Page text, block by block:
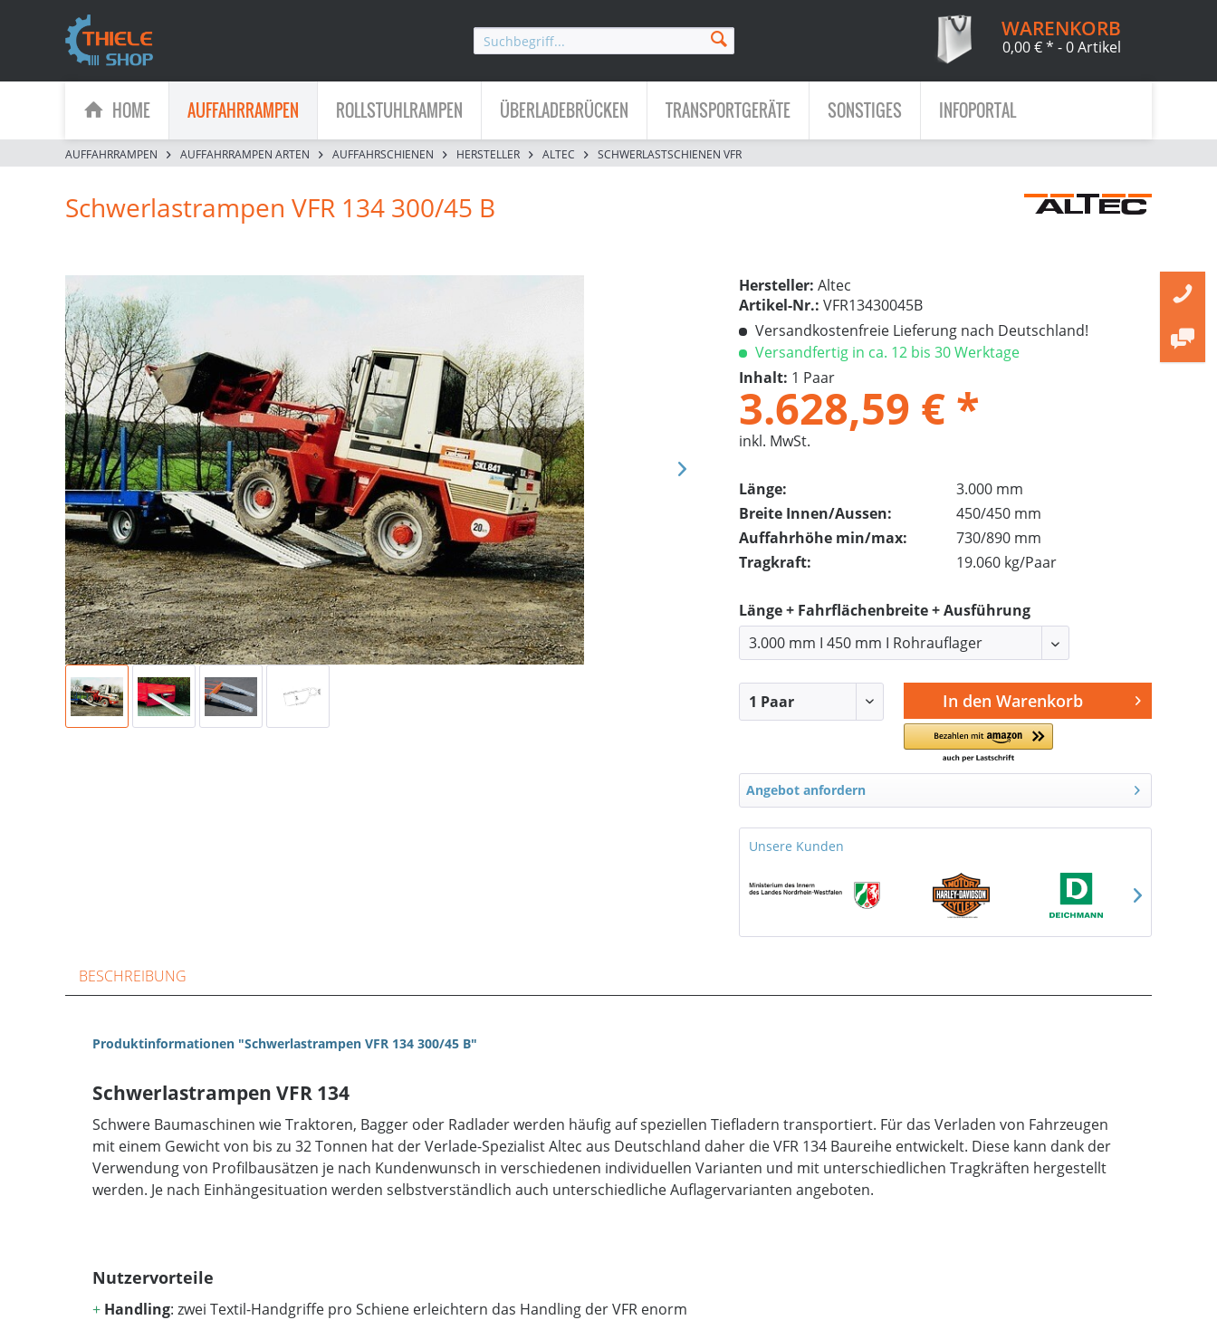
WARENKORB
0,00 € * - 0 Artikel
HOME AUFFAHRRAMPEN ROLLSTUHLRAMPEN ÜBERLADEBRÜCKEN TRANSPORTGERÄTE SONSTIGES INFOPORTAL
AUFFAHRRAMPEN AUFFAHRRAMPEN ARTEN AUFFAHRSCHIENEN HERSTELLER ALTEC SCHWERLASTSCHIENEN VFR
Schwerlastrampen VFR 134 300/45 B
Hersteller: Altec
Artikel-Nr.: VFR13430045B
Versandkostenfreie Lieferung nach Deutschland!
Versandfertig in ca. 12 bis 30 Werktage
Inhalt: 1 Paar
3.628,59 € *
inkl. MwSt.
Länge:
3.000 mm
Breite Innen/Aussen:
450/450 mm
Auffahrhöhe min/max:
730/890 mm
Tragkraft:
19.060 kg/Paar
Länge + Fahrflächenbreite + Ausführung
In den Warenkorb
Angebot anfordern
Unsere Kunden
BESCHREIBUNG
Produktinformationen "Schwerlastrampen VFR 134 300/45 B"
Schwerlastrampen VFR 134
Schwere Baumaschinen wie Traktoren, Bagger oder Radlader werden häufig auf speziellen Tiefladern transportiert. Für das Verladen von Fahrzeugen
mit einem Gewicht von bis zu 32 Tonnen hat der Verlade-Spezialist Altec aus Deutschland daher die VFR 134 Baureihe entwickelt. Diese kann dank der
Verwendung von Profilbausätzen je nach Kundenwunsch in verschiedenen individuellen Varianten und mit unterschiedlichen Tragkräften hergestellt
werden. Je nach Einhängesituation werden selbstverständlich auch unterschiedliche Auflagervarianten angeboten.
Nutzervorteile
+ Handling: zwei Textil-Handgriffe pro Schiene erleichtern das Handling der VFR enorm